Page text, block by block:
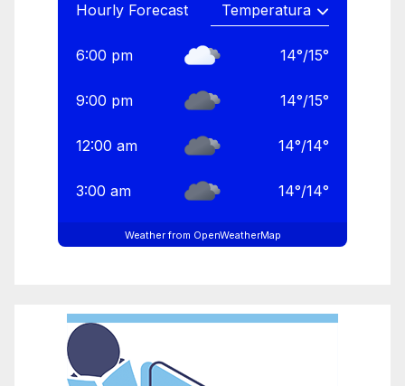
Hourly Forecast
6:00 pm 14°/15°
9:00 pm 14°/15°
12:00 am 14°/14°
3:00 am 14°/14°
Weather from OpenWeatherMap